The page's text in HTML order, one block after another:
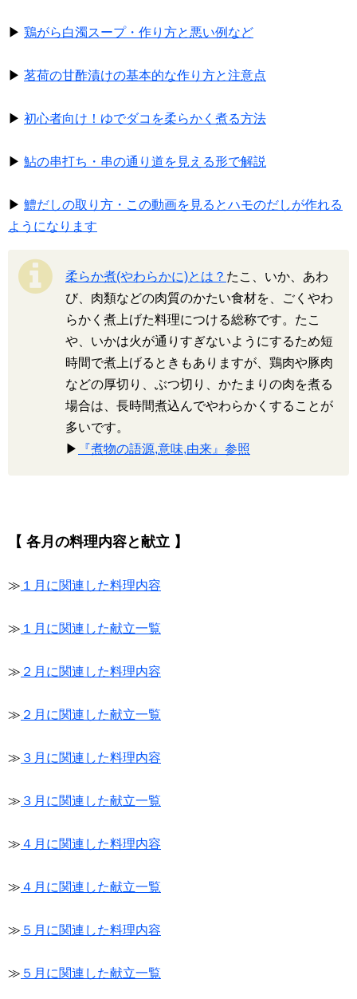
▶ 鶏がら白濁スープ・作り方と悪い例など
▶ 茗荷の甘酢漬けの基本的な作り方と注意点
▶ 初心者向け！ゆでダコを柔らかく煮る方法
▶ 鮎の串打ち・串の通り道を見える形で解説
▶ 鱧だしの取り方・この動画を見るとハモのだしが作れる
ようになります
柔らか煮(やわらかに)とは？ たこ、いか、あわ
び、肉類などの肉質のかたい食材を、ごくやわ
らかく煮上げた料理につける総称です。たこ
や、いかは火が通りすぎないようにするため短
時間で煮上げるときもありますが、鶏肉や豚肉
などの厚切り、ぶつ切り、かたまりの肉を煮る
場合は、長時間煮込んでやわらかくすることが
多いです。
▶
『煮物の語源,意味,由来』参照
【 各月の料理内容と献立 】
≫ １月に関連した料理内容
≫ １月に関連した献立一覧
≫ ２月に関連した料理内容
≫ ２月に関連した献立一覧
≫ ３月に関連した料理内容
≫ ３月に関連した献立一覧
≫ ４月に関連した料理内容
≫ ４月に関連した献立一覧
≫ ５月に関連した料理内容
≫ ５月に関連した献立一覧